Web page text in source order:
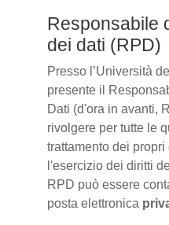
Responsabile
dei dati (RPD)
Presso l’Università
presente il
Dati (d'ora in avanti,
rivolgere per tutte le
trattamento dei
l'esercizio dei diritti
RPD può essere
posta elettronica